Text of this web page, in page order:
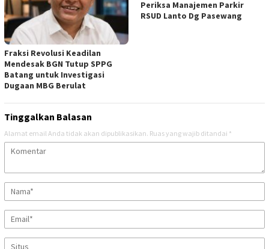
Fraksi Revolusi Keadilan
Mendesak BGN Tutup SPPG
Batang untuk Investigasi
Dugaan MBG Berulat
Periksa Manajemen Parkir
RSUD Lanto Dg Pasewang
Tinggalkan Balasan
Alamat email Anda tidak akan dipublikasikan. Ruas yang wajib ditandai *